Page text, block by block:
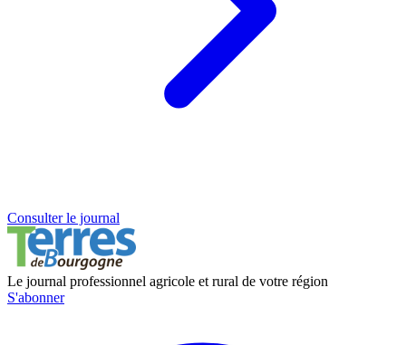
Consulter le journal
Le journal professionnel agricole et rural de votre région
S'abonner